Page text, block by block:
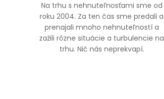
Na trhu s nehnuteľnosťami sme od
roku 2004. Za ten čas sme predali a
prenajali mnoho nehnuteľností a
zažili rôzne situácie a turbulencie na
trhu. Nič nás neprekvapí.